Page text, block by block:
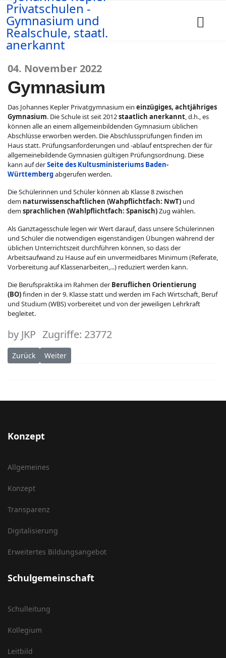
Gymnasium
Das Johannes Kepler Privatgymnasium ein einzügiges, achtjähriges
Gymnasium. Die Schule ist seit 2012staatlich anerkannt, d.h., es
können alle an einem allgemeinbildenden Gymnasium üblichen
Abschlüsse erworben werden. Die Abschlussprüfungen finden im
Haus statt. Prüfungsanforderungen und -ablauf entsprechen der für
allgemeinebildende Gymnasien gültigen Prüfungsordnung. Diese
kann auf derSeite des Kultusministeriums Baden-
Württembergabgerufen werden.
Die Schülerinnen und Schüler können ab Klasse 8 zwischen
dem naturwissenschaftlichen (Wahpflichtfach: NwT) und
demsprachlichen (Wahlpflichtfach: Spanisch)Zug wählen.
Als Ganztagesschule legen wir Wert darauf, dass unsere Schülerinnen
und Schüler die notwendigen eigenständigen Übungen während der
üblichen Unterrichtszeit durchführen können, so dass der
Arbeitsaufwand zu Hause auf ein unvermeidbares Minimum (Referate,
Vorbereitung auf Klassenarbeiten,...) reduziert werden kann.
Die Berufspraktika im Rahmen der Beruflichen Orientierung
(BO)finden in der 9. Klasse statt und werden im Fach Wirtschaft, Beruf
und Studium (WBS) vorbereitet und von der jeweiligen Lehrkraft
begleitet.
by JKP
04. November 2022
Zugriffe: 23772
Vorheriger Beitrag: Realschule
Zurück Nächster Beitrag: Trägerverein
Weiter
Konzept
Allgemeines
Konzept
Transparenz
Digitalisierung
Erweitertes Bildungsangebot
Schulgemeinschaft
Schulleitung
Kollegium
Leitbild